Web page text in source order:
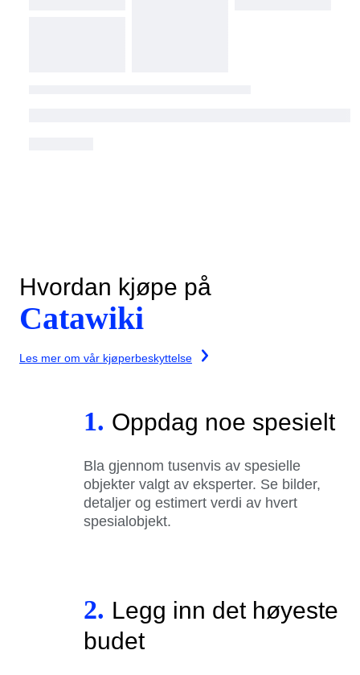
Hvordan kjøpe på
Catawiki
Les mer om vår kjøperbeskyttelse
1. Oppdag noe spesielt
Bla gjennom tusenvis av spesielle
objekter valgt av eksperter. Se bilder,
detaljer og estimert verdi av hvert
spesialobjekt.
2. Legg inn det høyeste
budet